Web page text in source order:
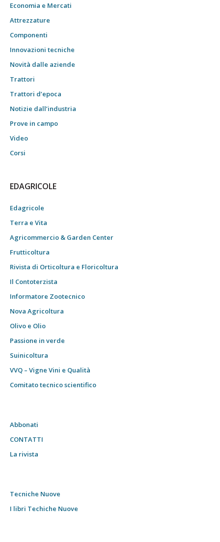
Economia e Mercati
Attrezzature
Componenti
Innovazioni tecniche
Novità dalle aziende
Trattori
Trattori d’epoca
Notizie dall’industria
Prove in campo
Video
Corsi
EDAGRICOLE
Edagricole
Terra e Vita
Agricommercio & Garden Center
Frutticoltura
Rivista di Orticoltura e Floricoltura
Il Contoterzista
Informatore Zootecnico
Nova Agricoltura
Olivo e Olio
Passione in verde
Suinicoltura
VVQ – Vigne Vini e Qualità
Comitato tecnico scientifico
Abbonati
CONTATTI
La rivista
Tecniche Nuove
I libri Techiche Nuove